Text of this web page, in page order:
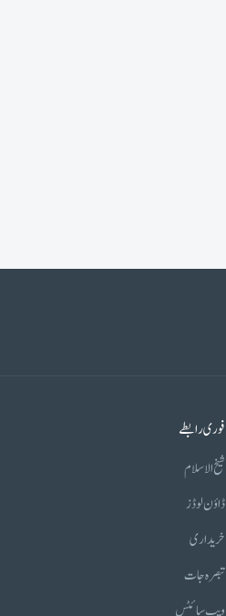
فوری رابطے
شیخ الاسلام
ڈاؤن لوڈز
خریداری
تبصرہ جات
ویب سائٹس